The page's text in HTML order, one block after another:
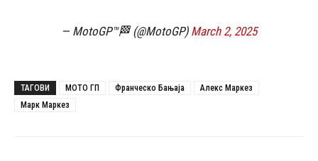
— MotoGP™🏁 (@MotoGP) March 2, 2025
ТАГОВИ МОТО ГП Франческо Бањаја
Алекс Маркез
Марк Маркез